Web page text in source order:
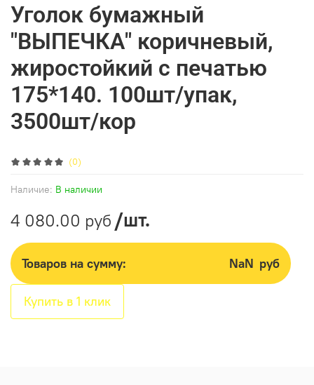
(0)
Наличие: В наличии
Уголок бумажный
"ВЫПЕЧКА" коричневый,
жиростойкий с печатью
175*140. 100шт/упак,
3500шт/кор
4 080.00 руб /шт.
Товаров на сумму: NaN руб
Купить в 1 клик